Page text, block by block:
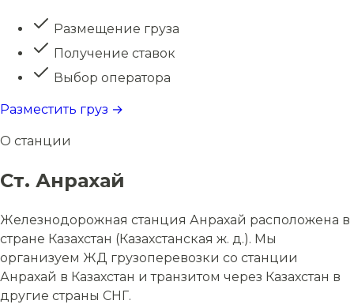
Размещение груза
Получение ставок
Выбор оператора
Разместить груз →
О станции
Ст. Анрахай
Железнодорожная станция Анрахай расположена в
стране Казахстан (Казахстанская ж. д.). Мы
организуем ЖД грузоперевозки со станции
Анрахай в Казахстан и транзитом через Казахстан в
другие страны СНГ.